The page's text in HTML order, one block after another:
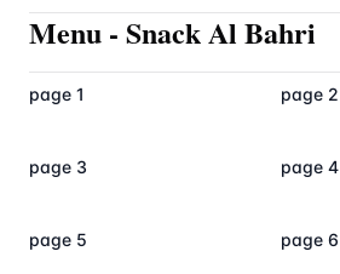
Menu - Snack Al Bahri
page 1 page 2
page 3 page 4
page 5 page 6